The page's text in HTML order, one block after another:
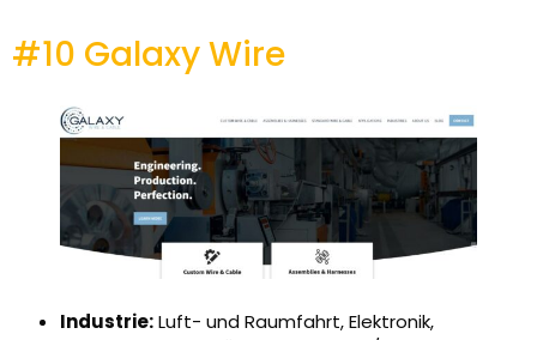
#10 Galaxy Wire
Industrie:Luft- und Raumfahrt, Elektronik,